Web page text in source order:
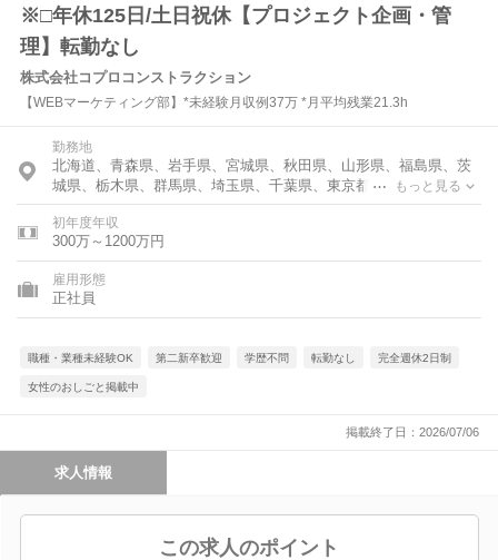
※□年休125日/土日祝休【プロジェクト企画・管
理】転勤なし
株式会社コプロコンストラクション
【WEBマーケティング部】*未経験月収例37万 *月平均残業21.3h
勤務地
北海道、青森県、岩手県、宮城県、秋田県、山形県、福島県、茨
城県、栃木県、群馬県、埼玉県、千葉県、東京都、神奈川県、富
山県、石川県、福井県、新潟県、山梨県、長野県、岐阜県、静岡
県、愛知県、三重県、滋賀県、京都府、大阪府、兵庫県、奈良
県、和歌山県、鳥取県、島根県、岡山県、広島県、山口県、徳島
県、香川県、愛媛県、高知県、福岡県、佐賀県、長崎県、熊本
県、大分県、宮崎県、鹿児島県、沖縄県
もっと見る
初年度年収
300万～1200万円
雇用形態
正社員
職種・業種未経験OK 第二新卒歓迎 学歴不問 転勤なし 完全週休2日制
女性のおしごと掲載中
掲載終了日：2026/07/06
求人情報
この求人のポイント